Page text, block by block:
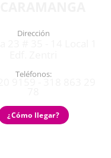
Dirección
Teléfonos:
¿Cómo llegar?